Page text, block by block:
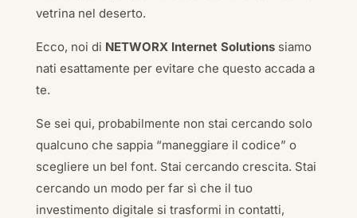
vetrina nel deserto.
Ecco, noi di NETWORX Internet Solutionssiamo
nati esattamente per evitare che questo accada a
te.
Se sei qui, probabilmente non stai cercando solo
qualcuno che sappia “maneggiare il codice” o
scegliere un bel font. Stai cercando crescita. Stai
cercando un modo per far sì che il tuo
investimento digitale si trasformi in contatti,